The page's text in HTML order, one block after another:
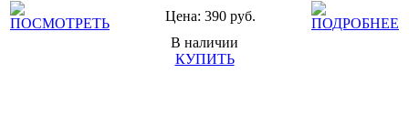
Цена: 390 руб.
В наличии
КУПИТЬ